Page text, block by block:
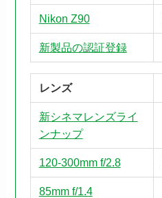
Nikon Z90
新製品の認証登録
レンズ
新シネマレンズライ
ンナップ
120-300mm f/2.8
85mm f/1.4